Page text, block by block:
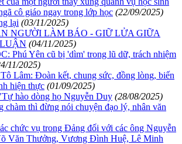
cô giáo ngay trong lớp học (22/09/2025)
lại (03/11/2025)
NGƯỜI LÀM BÁO - GIỮ LỬA GIỮA
(04/11/2025)
Phú Yên cũ bị 'dìm' trong lũ dữ, trách nhiệm
11/2025)
Lâm: Đoàn kết, chung sức, đồng lòng, biến
hiện thực (01/09/2025)
hào dòng họ Nguyễn Duy (28/08/2025)
chàm thì đừng nói chuyện đạo lý, nhân văn
chức vụ trong Đảng đối với các ông Nguyễn
Văn Thưởng, Vương Đình Huệ, Lê Minh